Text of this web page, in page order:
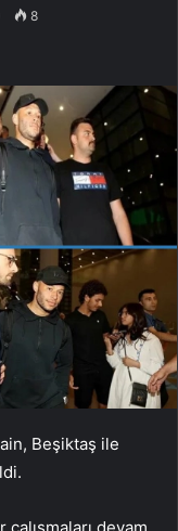
8
Beşiktaş ile
devam